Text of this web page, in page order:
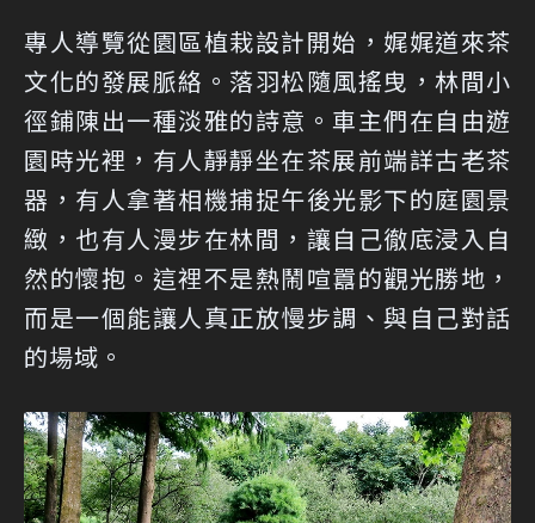
專人導覽從園區植栽設計開始，娓娓道來茶
文化的發展脈絡。落羽松隨風搖曳，林間小
徑鋪陳出一種淡雅的詩意。車主們在自由遊
園時光裡，有人靜靜坐在茶展前端詳古老茶
器，有人拿著相機捕捉午後光影下的庭園景
緻，也有人漫步在林間，讓自己徹底浸入自
然的懷抱。這裡不是熱鬧喧囂的觀光勝地，
而是一個能讓人真正放慢步調、與自己對話
的場域。